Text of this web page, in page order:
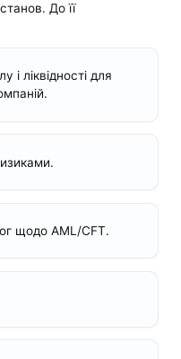
До її
і ліквідності для
щодо AML/CFT.